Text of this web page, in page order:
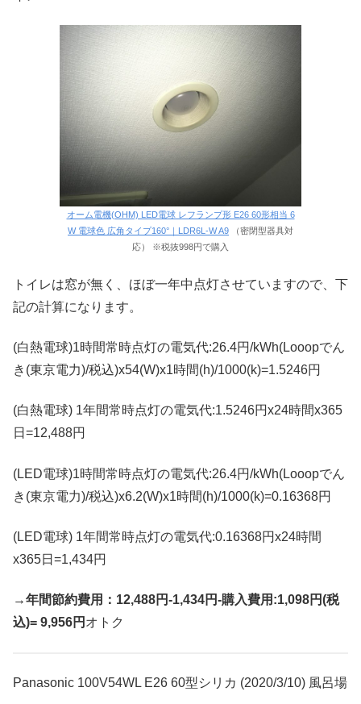
オーム電機(OHM) LED電球 レフランプ形 E26 60形相当 6
W 電球色 広角タイプ160°｜LDR6L-W A9 （密閉型器具対
応） ※税抜998円で購入
トイレは窓が無く、ほぼ一年中点灯させていますので、下
記の計算になります。
(白熱電球)1時間常時点灯の電気代:26.4円/kWh(Looopでん
き(東京電力)/税込)x54(W)x1時間(h)/1000(k)=1.5246円
(白熱電球) 1年間常時点灯の電気代:1.5246円x24時間x365
日=12,488円
(LED電球)1時間常時点灯の電気代:26.4円/kWh(Looopでん
き(東京電力)/税込)x6.2(W)x1時間(h)/1000(k)=0.16368円
(LED電球) 1年間常時点灯の電気代:0.16368円x24時間
x365日=1,434円
→年間節約費用：12,488円-1,434円-購入費用:1,098円(税
込)= 9,956円 オトク
Panasonic 100V54WL E26 60型シリカ (2020/3/10) 風呂場